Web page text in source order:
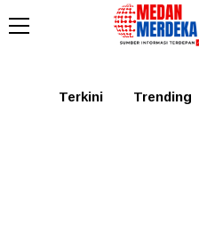
Tabagsel Tapanuli
Terkini Trending